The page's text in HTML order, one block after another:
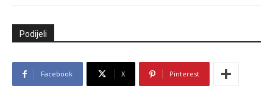
Podijeli
Facebook X Pinterest